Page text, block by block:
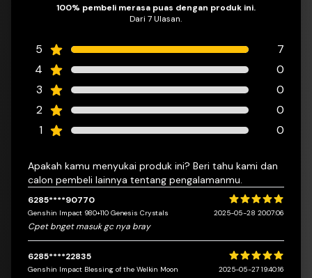
100% pembeli merasa puas dengan produk ini.
Dari 7 Ulasan.
5
7
4
0
3
0
2
0
1
0
Apakah kamu menyukai produk ini? Beri tahu kami dan
calon pembeli lainnya tentang pengalamanmu.
6285****90770
5 dari 5 bintang
Genshin Impact 980+110 Genesis Crystals 2025-05-28 20:07:06
Cpet bnget masuk gc nya bray
6285****22835
5 dari 5 bintang
Genshin Impact Blessing of the Welkin Moon 2025-05-27 19:40:16